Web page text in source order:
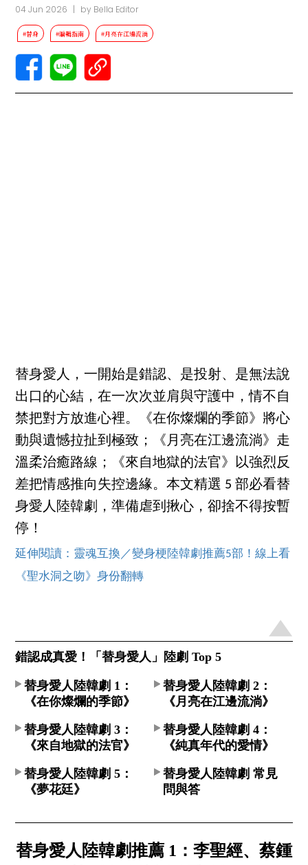
04 Jun 2026 | by Bella Editor
#替身 #編輯指南 #月亮在江邊流淌
替身愛人，一開始是錯認、是投射、是無法說
出口的心結，在一次次並肩與守護中，情不自
禁把對方放進心裡。《在你燦爛的季節》將心
動與遺憾拉扯到極致；《月亮在江邊流淌》走
溫柔治癒路線；《來自地獄的法官》以強烈反
差把情感推向失控邊緣。本文精選 5 部必看替
身愛人陸韓劇，準備虐到揪心，卻捨不得按暫
停！
延伸閱讀：靈魂互換／變身梗陸韓劇推薦5部！線上看
《聖水洞之吻》身份翻轉
錯認成真愛！「替身愛人」陸劇 Top 5
替身愛人陸韓劇 1：
《在你燦爛的季節》
替身愛人陸韓劇 2：
《月亮在江邊流淌》
替身愛人陸韓劇 3：
《來自地獄的法官》
替身愛人陸韓劇 4：
《純真年代的愛情》
替身愛人陸韓劇 5：
《夢花廷》
替身愛人陸韓劇 常見
問與答
替身愛人陸韓劇推薦 1：李聖經、蔡鍾